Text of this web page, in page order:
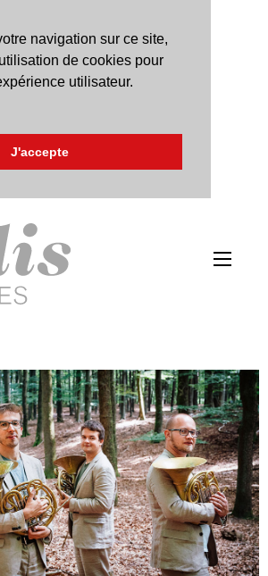
navigation sur ce site,
de cookies pour
utilisateur.
J'accepte